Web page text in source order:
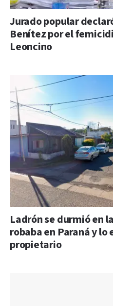
Jurado popular
Benítez por el
Leoncino
Ladrón se durmió en
robaba en Paraná y lo
propietario